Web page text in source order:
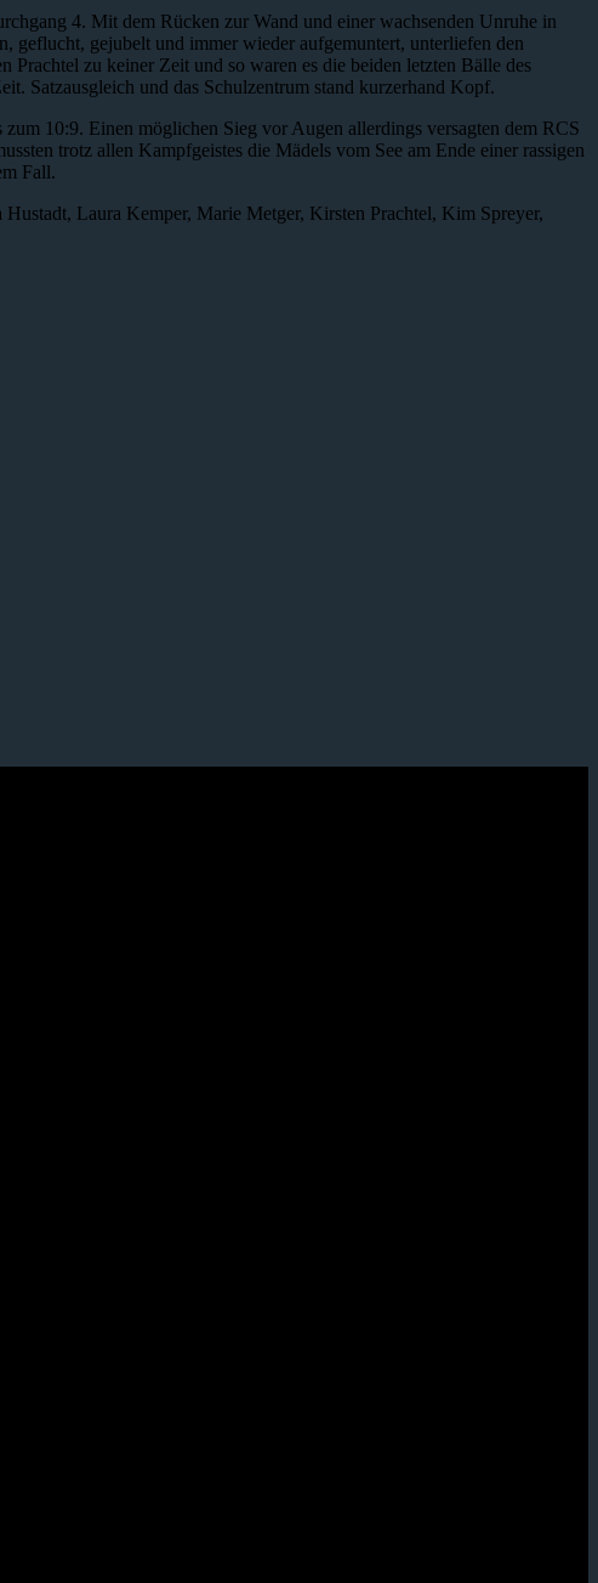
4. Mit dem Rücken zur Wand und einer wachsenden Unruhe in
geflucht, gejubelt und immer wieder aufgemuntert, unterliefen den
Prachtel zu keiner Zeit und so waren es die beiden letzten Bälle des
Satzausgleich und das Schulzentrum stand kurzerhand Kopf.
10:9. Einen möglichen Sieg vor Augen allerdings versagten dem RCS
trotz allen Kampfgeistes die Mädels vom See am Ende einer rassigen
Fall.
Laura Kemper, Marie Metger, Kirsten Prachtel, Kim Spreyer,